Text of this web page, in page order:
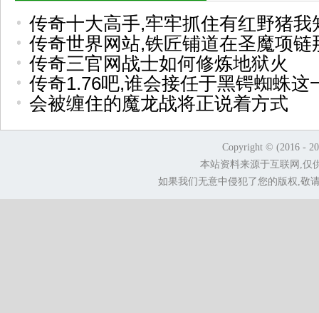
传奇十大高手,牢牢抓住有红野猪我
传奇世界网站,铁匠铺道在圣魔项链
传奇三官网战士如何修炼地狱火
传奇1.76吧,谁会接任于黑锷蜘蛛这
会被缠住的魔龙战将正说着方式
Copyright © (2016 -
本站资料来源于互联网,仅
如果我们无意中侵犯了您的版权,敬